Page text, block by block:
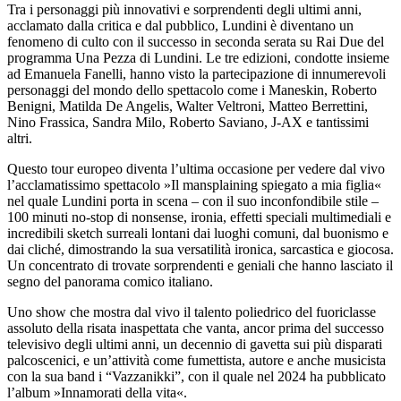
Tra i personaggi più innovativi e sorprendenti degli ultimi anni,
acclamato dalla critica e dal pubblico, Lundini è diventano un
fenomeno di culto con il successo in seconda serata su Rai Due del
programma Una Pezza di Lundini. Le tre edizioni, condotte insieme
ad Emanuela Fanelli, hanno visto la partecipazione di innumerevoli
personaggi del mondo dello spettacolo come i Maneskin, Roberto
Benigni, Matilda De Angelis, Walter Veltroni, Matteo Berrettini,
Nino Frassica, Sandra Milo, Roberto Saviano, J-AX e tantissimi
altri.
Questo tour europeo diventa l’ultima occasione per vedere dal vivo
l’acclamatissimo spettacolo »Il mansplaining spiegato a mia figlia«
nel quale Lundini porta in scena – con il suo inconfondibile stile –
100 minuti no-stop di nonsense, ironia, effetti speciali multimediali e
incredibili sketch surreali lontani dai luoghi comuni, dal buonismo e
dai cliché, dimostrando la sua versatilità ironica, sarcastica e giocosa.
Un concentrato di trovate sorprendenti e geniali che hanno lasciato il
segno del panorama comico italiano.
Uno show che mostra dal vivo il talento poliedrico del fuoriclasse
assoluto della risata inaspettata che vanta, ancor prima del successo
televisivo degli ultimi anni, un decennio di gavetta sui più disparati
palcoscenici, e un’attività come fumettista, autore e anche musicista
con la sua band i “Vazzanikki”, con il quale nel 2024 ha pubblicato
l’album »Innamorati della vita«.